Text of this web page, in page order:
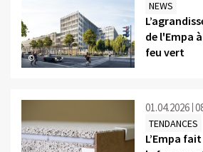
©
NEWS
de l'Empa
feu vert
01.04.2026
TENDANCES
L’Empa